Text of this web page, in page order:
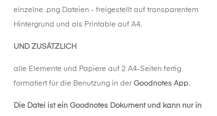
einzelne .png Dateien - freigestellt auf transparentem
Hintergrund und als Printable auf A4.
UND ZUSÄTZLICH
alle Elemente und Papiere auf 2 A4-Seiten fertig
formatiert für die Benutzung in der Goodnotes App.
Die Datei ist ein Goodnotes Dokument und kann nur in